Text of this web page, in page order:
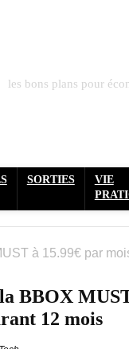
les bons plans pour
SORTIES
VIE
à 15.99€ par
BBOX
12 mois